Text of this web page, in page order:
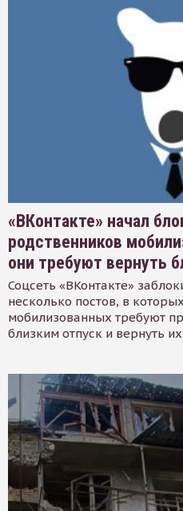
«ВКонтакте» начал
родственников
они требуют вернуть
Соцсеть «ВКонтакте»
несколько постов, в
мобилизованных требуют
близким отпуск и вернуть